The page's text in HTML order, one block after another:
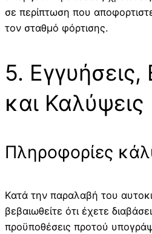
σε περίπτωση που
τον σταθμό φόρτισης.
5. Εγγυήσεις,
και Καλύψεις
Πληροφορίες
Κατά την παραλαβή του
βεβαιωθείτε ότι έχετε
προϋποθέσεις προτού